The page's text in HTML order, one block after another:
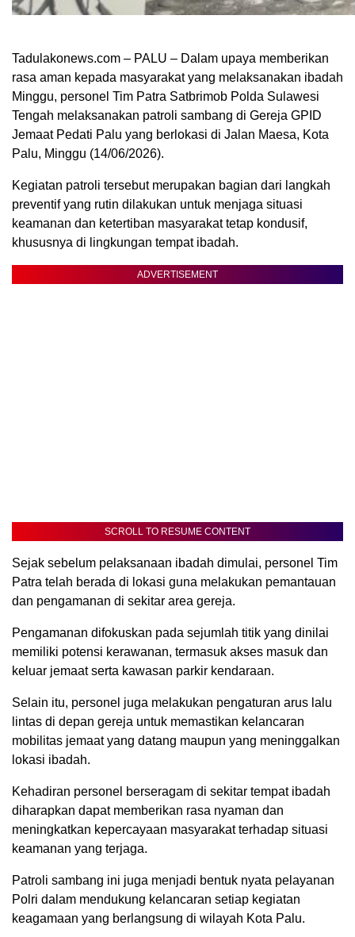
Tadulakonews.com – PALU – Dalam upaya memberikan
rasa aman kepada masyarakat yang melaksanakan ibadah
Minggu, personel Tim Patra Satbrimob Polda Sulawesi
Tengah melaksanakan patroli sambang di Gereja GPID
Jemaat Pedati Palu yang berlokasi di Jalan Maesa, Kota
Palu, Minggu (14/06/2026).
Kegiatan patroli tersebut merupakan bagian dari langkah
preventif yang rutin dilakukan untuk menjaga situasi
keamanan dan ketertiban masyarakat tetap kondusif,
khususnya di lingkungan tempat ibadah.
ADVERTISEMENT
SCROLL TO RESUME CONTENT
Sejak sebelum pelaksanaan ibadah dimulai, personel Tim
Patra telah berada di lokasi guna melakukan pemantauan
dan pengamanan di sekitar area gereja.
Pengamanan difokuskan pada sejumlah titik yang dinilai
memiliki potensi kerawanan, termasuk akses masuk dan
keluar jemaat serta kawasan parkir kendaraan.
Selain itu, personel juga melakukan pengaturan arus lalu
lintas di depan gereja untuk memastikan kelancaran
mobilitas jemaat yang datang maupun yang meninggalkan
lokasi ibadah.
Kehadiran personel berseragam di sekitar tempat ibadah
diharapkan dapat memberikan rasa nyaman dan
meningkatkan kepercayaan masyarakat terhadap situasi
keamanan yang terjaga.
Patroli sambang ini juga menjadi bentuk nyata pelayanan
Polri dalam mendukung kelancaran setiap kegiatan
keagamaan yang berlangsung di wilayah Kota Palu.